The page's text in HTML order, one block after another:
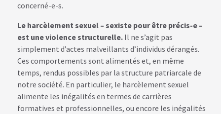
concerné-e-s.
Le harcèlement sexuel – sexiste pour être précis-e –
est une violence structurelle. Il ne s’agit pas
simplement d’actes malveillants d’individus dérangés.
Ces comportements sont alimentés et, en même
temps, rendus possibles par la structure patriarcale de
notre société. En particulier, le harcèlement sexuel
alimente les inégalités en termes de carrières
formatives et professionnelles, ou encore les inégalités